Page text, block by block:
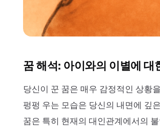
꿈 해석: 아이와의 이별에 대
당신이 꾼 꿈은 매우 감정적인 상황
펑펑 우는 모습은 당신의 내면에 깊
꿈은 특히 현재의 대인관계에서의